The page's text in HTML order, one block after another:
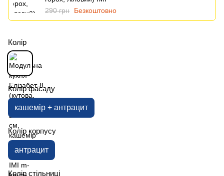
290 грн
Безкоштовно
Колір
Колір фасаду
кашемір + антрацит
Колір корпусу
антрацит
Колір стільниці